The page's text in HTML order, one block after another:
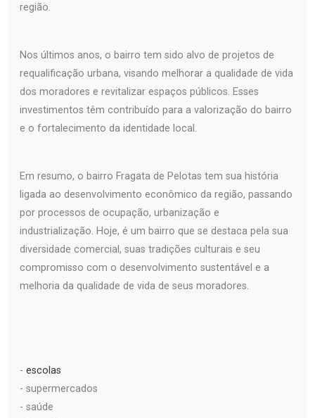
região.
Nos últimos anos, o bairro tem sido alvo de projetos de
requalificação urbana, visando melhorar a qualidade de vida
dos moradores e revitalizar espaços públicos. Esses
investimentos têm contribuído para a valorização do bairro
e o fortalecimento da identidade local.
Em resumo, o bairro Fragata de Pelotas tem sua história
ligada ao desenvolvimento econômico da região, passando
por processos de ocupação, urbanização e
industrialização. Hoje, é um bairro que se destaca pela sua
diversidade comercial, suas tradições culturais e seu
compromisso com o desenvolvimento sustentável e a
melhoria da qualidade de vida de seus moradores.
- escolas
- supermercados
- saúde